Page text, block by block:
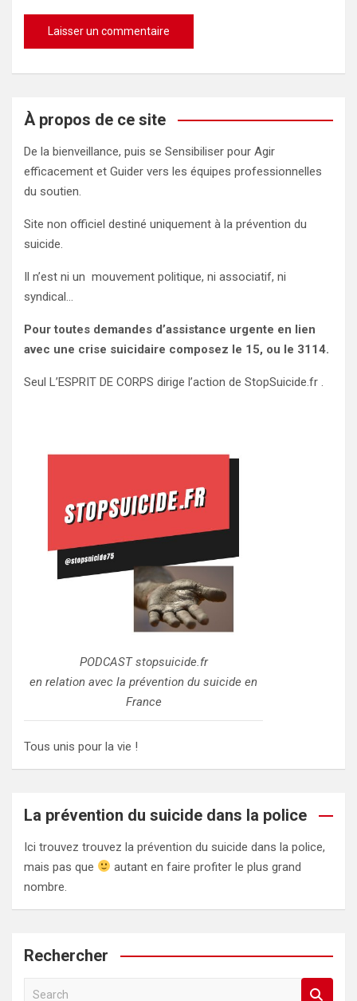
À propos de ce site
De la bienveillance, puis se Sensibiliser pour Agir
efficacement et Guider vers les équipes professionnelles
du soutien.
Site non officiel destiné uniquement à la prévention du
suicide.
Il n’est ni un mouvement politique, ni associatif, ni
syndical…
Pour toutes demandes d’assistance urgente en lien
avec une crise suicidaire composez le 15, ou le 3114.
Seul L’ESPRIT DE CORPS dirige l’action de StopSuicide.fr .
PODCAST stopsuicide.fr
en relation avec la prévention du suicide en
France
Tous unis pour la vie !
La prévention du suicide dans la police
Ici trouvez trouvez la prévention du suicide dans la police,
mais pas que
autant en faire profiter le plus grand
nombre.
Rechercher